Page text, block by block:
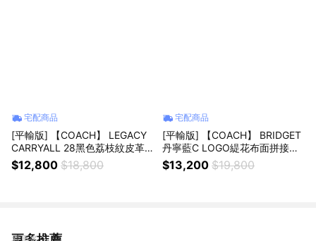
宅配商品
[平輸版] 【COACH】 LEGACY
CARRYALL 28黑色荔枝紋皮革
三層手提/肩斜背包 真品平輸
$12,800 $18,800
宅配商品
[平輸版] 【COACH】 BRIDGET
丹寧藍C LOGO緹花布面拼接皮
革翻蓋單肩手袋 真品平輸
$13,200 $19,800
看更多